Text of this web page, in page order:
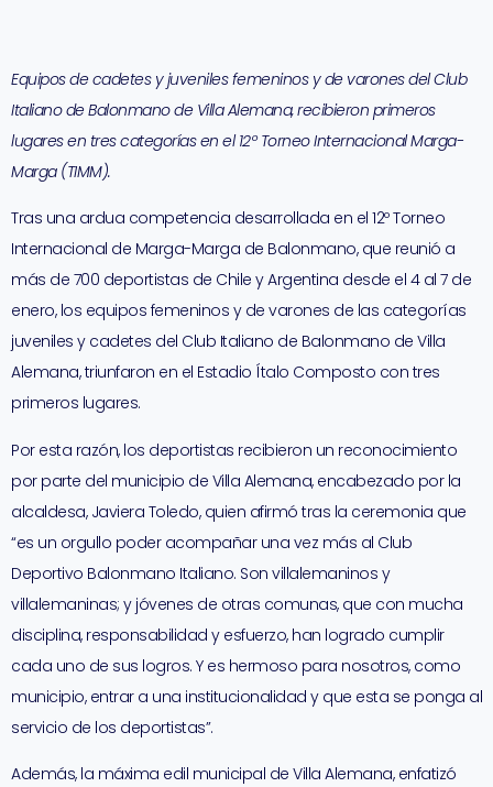
Equipos de cadetes y juveniles femeninos y de varones del Club
Italiano de Balonmano de Villa Alemana, recibieron primeros
lugares en tres categorías en el 12º Torneo Internacional Marga-
Marga (TIMM).
Tras una ardua competencia desarrollada en el 12º Torneo
Internacional de Marga-Marga de Balonmano, que reunió a
más de 700 deportistas de Chile y Argentina desde el 4 al 7 de
enero, los equipos femeninos y de varones de las categorías
juveniles y cadetes del Club Italiano de Balonmano de Villa
Alemana, triunfaron en el Estadio Ítalo Composto con tres
primeros lugares.
Por esta razón, los deportistas recibieron un reconocimiento
por parte del municipio de Villa Alemana, encabezado por la
alcaldesa, Javiera Toledo, quien afirmó tras la ceremonia que
“es un orgullo poder acompañar una vez más al Club
Deportivo Balonmano Italiano. Son villalemaninos y
villalemaninas; y jóvenes de otras comunas, que con mucha
disciplina, responsabilidad y esfuerzo, han logrado cumplir
cada uno de sus logros. Y es hermoso para nosotros, como
municipio, entrar a una institucionalidad y que esta se ponga al
servicio de los deportistas”.
Además, la máxima edil municipal de Villa Alemana, enfatizó